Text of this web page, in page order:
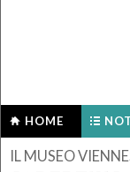
HOME
IL MUSEO